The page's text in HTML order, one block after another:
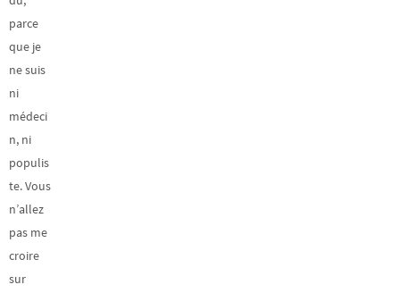
parce
que je
ne suis
ni
médeci
n, ni
populis
te. Vous
n’allez
pas me
croire
sur